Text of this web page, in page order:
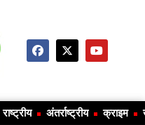
राष्ट्रीय अंतर्राष्ट्रीय क्राइम